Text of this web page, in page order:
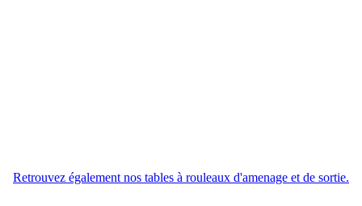
Retrouvez également nos tables à rouleaux d'amenage et de sortie.